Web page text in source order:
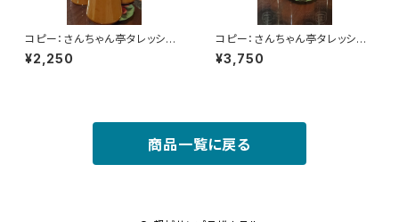
コピー：さんちゃん亭タレッシン
グ 3本
¥2,250
コピー：さんちゃん亭タレッシン
グ 5本
¥3,750
商品一覧に戻る